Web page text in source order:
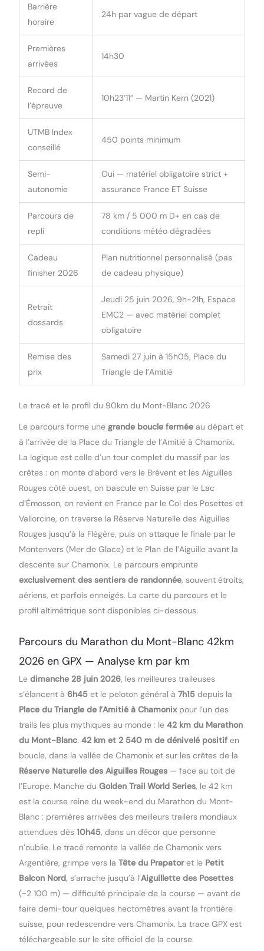
Barrière
horaire
24h par vague de départ
Premières
arrivées
14h30
Record de
l’épreuve
10h23’11” — Martin Kern (2021)
UTMB Index
conseillé
450 points minimum
Semi-
autonomie
Oui — matériel obligatoire strict +
assurance France ET Suisse
Parcours de
repli
78 km / 5 000 m D+ en cas de
conditions météo dégradées
Cadeau
finisher 2026
Plan nutritionnel personnalisé (pas
de cadeau physique)
Retrait
dossards
Jeudi 25 juin 2026, 9h-21h, Espace
EMC2 — avec matériel complet
obligatoire
Remise des
prix
Samedi 27 juin à 15h05, Place du
Triangle de l’Amitié
Le tracé et le profil du 90km du Mont-Blanc 2026
Le parcours forme une grande boucle ferméeau départ et
à l’arrivée de la Place du Triangle de l’Amitié à Chamonix.
La logique est celle d’un tour complet du massif par les
crêtes : on monte d’abord vers le Brévent et les Aiguilles
Rouges côté ouest, on bascule en Suisse par le Lac
d’Émosson, on revient en France par le Col des Posettes et
Vallorcine, on traverse la Réserve Naturelle des Aiguilles
Rouges jusqu’à la Flégère, puis on attaque le finale par le
Montenvers (Mer de Glace) et le Plan de l’Aiguille avant la
descente sur Chamonix. Le parcours emprunte
exclusivement des sentiers de randonnée, souvent étroits,
aériens, et parfois enneigés. La carte du parcours et le
profil altimétrique sont disponibles ci-dessous.
Parcours du Marathon du Mont-Blanc 42km
2026 en GPX — Analyse km par km
Le dimanche 28 juin 2026, les meilleures traileuses
s’élancent à 6h45et le peloton général à 7h15depuis la
Place du Triangle de l’Amitié à Chamonixpour l’un des
trails les plus mythiques au monde : le 42 km du Marathon
du Mont-Blanc. 42 km et 2 540 m de dénivelé positifen
boucle, dans la vallée de Chamonix et sur les crêtes de la
Réserve Naturelle des Aiguilles Rouges— face au toit de
l’Europe. Manche du Golden Trail World Series, le 42 km
est la course reine du week-end du Marathon du Mont-
Blanc : premières arrivées des meilleurs trailers mondiaux
attendues dès 10h45, dans un décor que personne
n’oublie. Le tracé remonte la vallée de Chamonix vers
Argentière, grimpe vers la Tête du Prapatoret le Petit
Balcon Nord, s’arrache jusqu’à l’Aiguillette des Posettes
(~2 100 m) — difficulté principale de la course — avant de
faire demi-tour quelques hectomètres avant la frontière
suisse, pour redescendre vers Chamonix. La trace GPX est
téléchargeable sur le site officiel de la course.